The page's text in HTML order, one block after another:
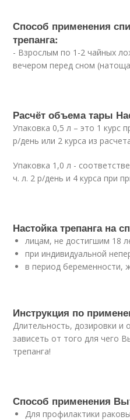
Способ применения
трепанга:
- Взрослым по 1-2 чайных
вечером перед сном
Расчёт объема тары
Упаковка 0,5 л – это 1 курс
р/день или 2 курса из
Упаковка 1,0 л -
ч. л. 2 р/день и 4 курса при
Настойка трепанга на
лицам, не достигшим 18
при индивидуальной
в период
Инструкция по
Длительность, дозировки и
зависеть от того для чего
трепанга!
Способ применения
Для профилактики